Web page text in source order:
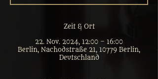
Zeit & Ort
22. Nov. 2024, 12:00 – 16:00
Berlin, Nachodstraße 21, 10779 Berlin,
Deutschland